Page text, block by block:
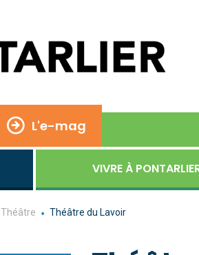
L'e-mag
VIVRE À
Théâtre Théâtre du Lavoir